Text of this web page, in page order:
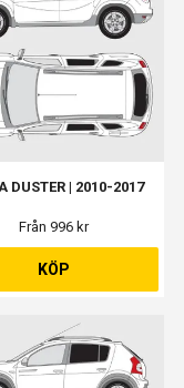
DUSTER | 2010-2017
Från 996 kr
KÖP